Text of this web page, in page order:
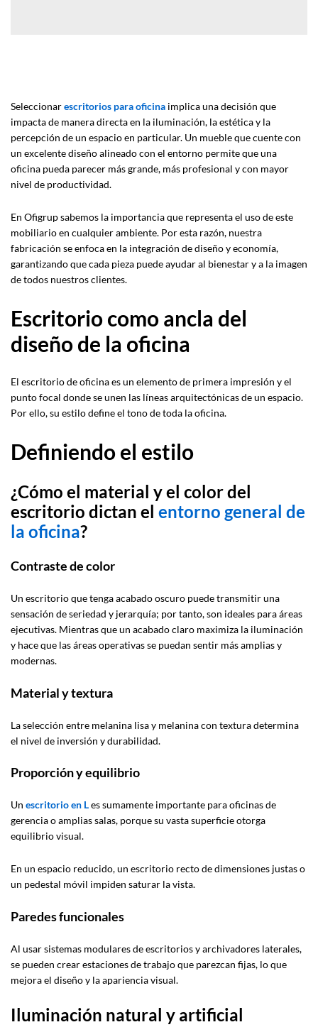
Seleccionarescritorios para oficina implica una decisión que
impacta de manera directa en la iluminación, la estética y la
percepción de un espacio en particular. Un mueble que cuente con
un excelente diseño alineado con el entorno permite que una
oficina pueda parecer más grande, más profesional y con mayor
nivel de productividad.
En Ofigrup sabemos la importancia que representa el uso de este
mobiliario en cualquier ambiente. Por esta razón, nuestra
fabricación se enfoca en la integración de diseño y economía,
garantizando que cada pieza puede ayudar al bienestar y a la imagen
de todos nuestros clientes.
Escritorio como ancla del
diseño de la oficina
El escritorio de oficina es un elemento de primera impresión y el
punto focal donde se unen las líneas arquitectónicas de un espacio.
Por ello, su estilo define el tono de toda la oficina.
Definiendo el estilo
¿Cómo el material y el color del
escritorio dictan el entorno general de
la oficina?
Contraste de color
Un escritorio que tenga acabado oscuro puede transmitir una
sensación de seriedad y jerarquía; por tanto, son ideales para áreas
ejecutivas. Mientras que un acabado claro maximiza la iluminación
y hace que las áreas operativas se puedan sentir más amplias y
modernas.
Material y textura
La selección entre melanina lisa y melanina con textura determina
el nivel de inversión y durabilidad.
Proporción y equilibrio
Un escritorio en Les sumamente importante para oficinas de
gerencia o amplias salas, porque su vasta superficie otorga
equilibrio visual.
En un espacio reducido, un escritorio recto de dimensiones justas o
un pedestal móvil impiden saturar la vista.
Paredes funcionales
Al usar sistemas modulares de escritorios y archivadores laterales,
se pueden crear estaciones de trabajo que parezcan fijas, lo que
mejora el diseño y la apariencia visual.
Iluminación natural y artificial